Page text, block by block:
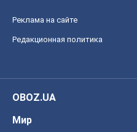
Реклама на сайте
Редакционная политика
OBOZ.UA
Мир